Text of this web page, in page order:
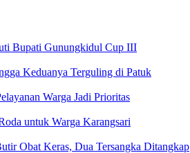
Bupati Gunungkidul Cup III
Keduanya Terguling di Patuk
Warga Jadi Prioritas
untuk Warga Karangsari
Obat Keras, Dua Tersangka Ditangkap